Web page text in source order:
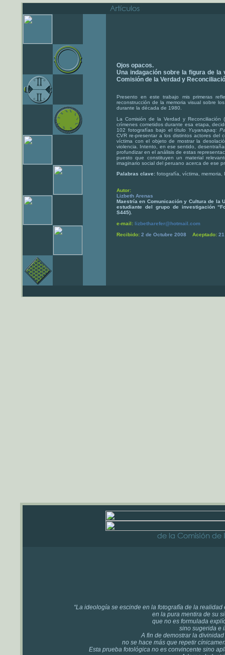
“La ideología se escinde en la fotografía de la realidad
en la pura mentira de su
que no es formulada
sino sugerida e
A fin de demostrar la
no se hace más que repetir
Esta prueba fotológica no es convincente sino
Ojos opacos.
Una indagación sobre la figura de
Comisión de la Verdad y
Presento en este trabajo mis primeras
reconstrucción de la memoria visual sobre
durante la década de 1980.
La Comisión de la Verdad y Reconciliación
crímenes cometidos durante esa etapa,
102 fotografías bajo el título Yuyanapaq:
CVR re-presentar a los distintos actores del
víctima con el objeto de mostrar la
violencia. Intento, en ese sentido,
profundizar en el análisis de estas
puesto que constituyen un material
imaginario social del peruano acerca de ese
Palabras clave: fotografía, víctima, memoria,
Autor:
Lizbeth Arenas
Maestría en Comunicación y Cultura de la
estudiante del grupo de investigación
S445).
e-mail: lizbetharefer@hotmail.com
Recibido: 2 de Octubre 2008 Aceptado: